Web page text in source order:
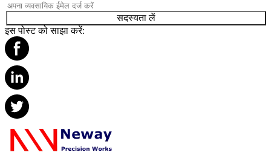
सदस्यता लें
इस पोस्ट को साझा करें: